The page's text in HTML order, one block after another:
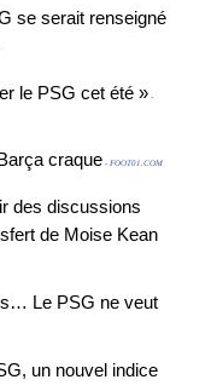
se serait renseigné
le PSG cet été » -
craque - FOOT01.COM
des discussions
de Moise Kean
Le PSG ne veut
un nouvel indice